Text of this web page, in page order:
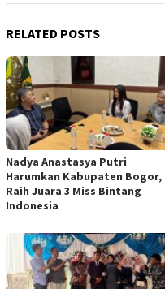
RELATED POSTS
Nadya Anastasya Putri
Harumkan Kabupaten Bogor,
Raih Juara 3 Miss Bintang
Indonesia